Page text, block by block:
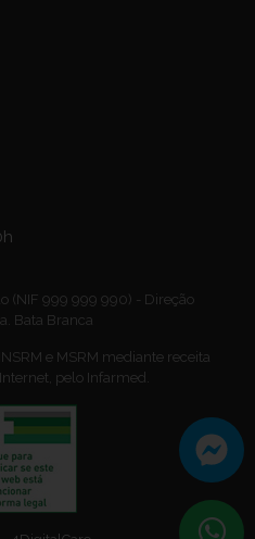
(NIF 999 999 990) - Direção
Bata Branca
e MSRM mediante receita
pelo Infarmed.